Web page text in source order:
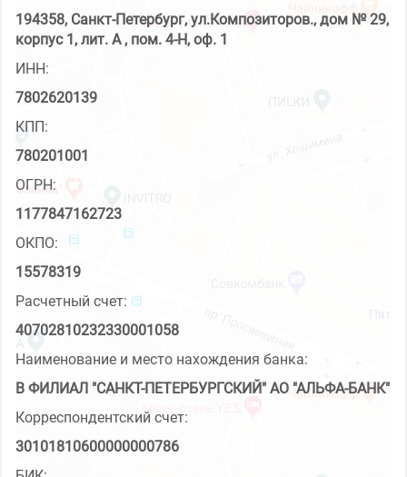
194358, Санкт-Петербург, ул.Композиторов., дом № 29,
корпус 1, лит. А , пом. 4-Н, оф. 1
ИНН:
7802620139
КПП:
780201001
ОГРН:
1177847162723
ОКПО:
15578319
Расчетный счет:
40702810232330001058
Наименование и место нахождения банка:
В ФИЛИАЛ "САНКТ-ПЕТЕРБУРГСКИЙ" АО "АЛЬФА-БАНК"
Корреспондентский счет:
30101810600000000786